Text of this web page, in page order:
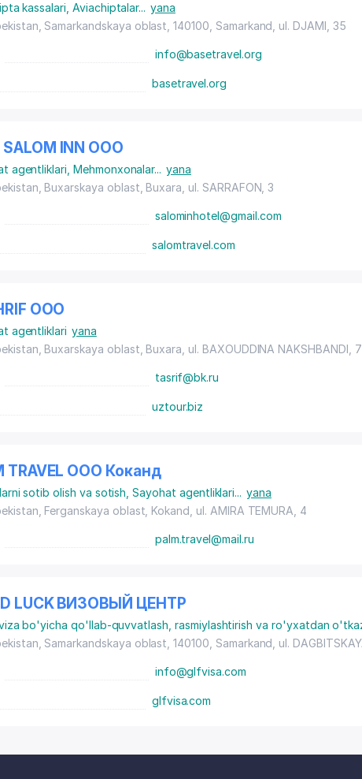
kassalari Aviachiptalar... yana
Samarkandskaya oblast, 140100, Samarkand, ul. DJAMI , 35
info@basetravel.org
basetravel.org
SALOM INN ООО
agentliklari Mehmonxonalar... yana
Buxarskaya oblast, Buxara, ul. SARRAFON , 3
salominhotel@gmail.com
salomtravel.com
ООО
agentliklari yana
Buxarskaya oblast, Buxara, ul. BAXOUDDINA NAKSHBANDI ,
tasrif@bk.ru
uztour.biz
TRAVEL ООО Коканд
sotib olish va sotish ,Sayohat agentliklari... yana
Ferganskaya oblast, Kokand, ul. AMIRA TEMURA , 4
palm.travel@mail.ru
LUCK ВИЗОВЫЙ ЦЕНТР
bo'yicha qo'llab-quvvatlash, rasmiylashtirish va ro'yxatdan
Samarkandskaya oblast, 140100, Samarkand, ul.
info@glfvisa.com
glfvisa.com